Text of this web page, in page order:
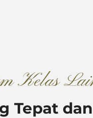
Kelas
Tepat